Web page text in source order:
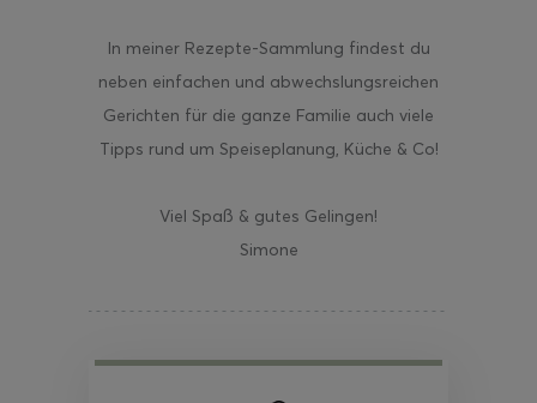
In meiner Rezepte-Sammlung findest du
neben einfachen und abwechslungsreichen
Gerichten für die ganze Familie auch viele
Tipps rund um Speiseplanung, Küche & Co!
Viel Spaß & gutes Gelingen!
Simone